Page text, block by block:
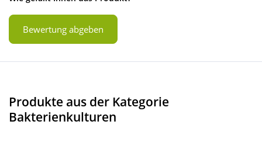
Bewertung abgeben
Produkte aus der Kategorie
Bakterienkulturen